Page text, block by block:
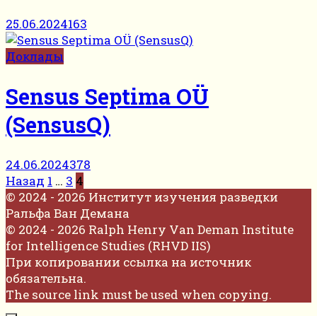
25.06.2024163
Доклады
Sensus Septima OÜ
(SensusQ)
24.06.2024378
Пагинация
записей
Назад 1 … 3 4
© 2024 - 2026 Институт изучения разведки
Ральфа Ван Демана
© 2024 - 2026 Ralph Henry Van Deman Institute
for Intelligence Studies (RHVD IIS)
При копировании ссылка на источник
обязательна.
The source link must be used when copying.